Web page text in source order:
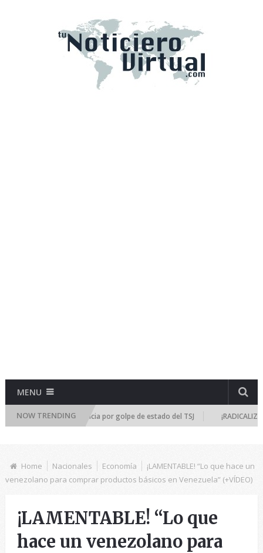
MENU
NOW TRENDING
se reúne de emergencia por golpe de estado del TSJ ¡RADICALIZA
Home Nacionales Economía
¡LAMENTABLE! “Lo que hace un
venezolano para comprar productos básicos en Venezuela” (+VÍDEO)
¡LAMENTABLE! “Lo que
hace un venezolano para